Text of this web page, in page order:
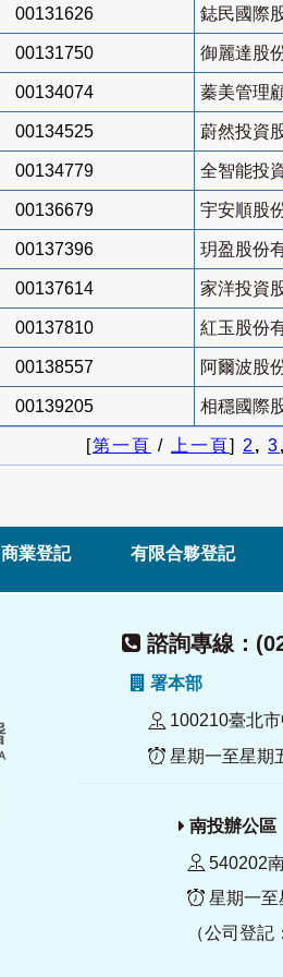
00131626 鋕民國際
00131750 御麗達股
00134074 蓁美管理
00134525 蔚然投資
00134779 全智能投
00136679 宇安順股
00137396 玥盈股份
00137614 家洋投資
00137810 紅玉股份
00138557 阿爾波股
00139205 相穩國際
[第一頁 / 上一頁] 2, 3
商業登記 有限合夥登記
諮詢專線：
署本部
100210臺北
星期一至星期
南投辦公區
540202
星期一至
（公司登